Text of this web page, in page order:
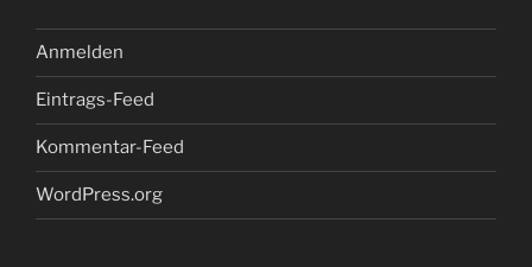
Anmelden
Eintrags-Feed
Kommentar-Feed
WordPress.org